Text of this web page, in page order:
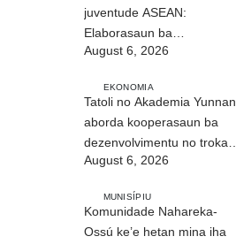
juventude ASEAN:
Elaborasaun ba
deklarasaun reziliénsia
August 6, 2026
EKONOMIA
Tatoli no Akademia Yunnan
aborda kooperasaun ba
dezenvolvimentu no troka
informasaun
August 6, 2026
MUNISÍPIU
Komunidade Nahareka-
Ossú ke’e hetan mina iha